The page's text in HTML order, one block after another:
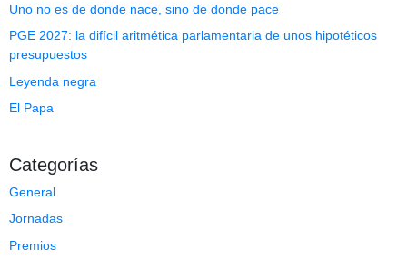
Uno no es de donde nace, sino de donde pace
PGE 2027: la difícil aritmética parlamentaria de unos hipotéticos
presupuestos
Leyenda negra
El Papa
Categorías
General
Jornadas
Premios